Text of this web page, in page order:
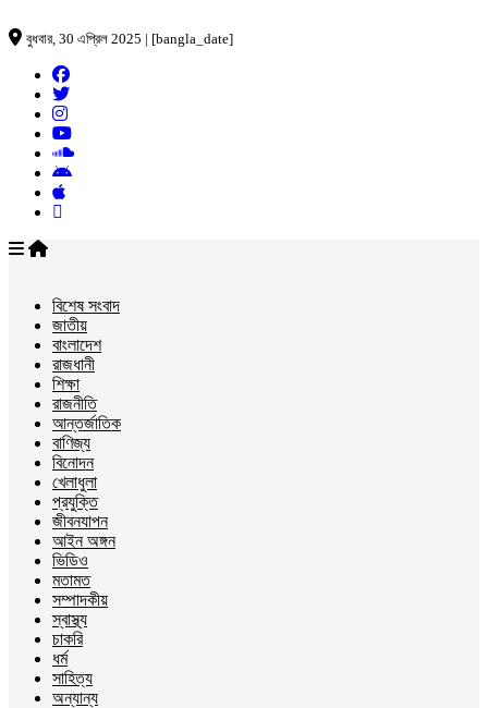
বুধবার, 30 এপ্রিল 2025 | [bangla_date]
বিশেষ সংবাদ
জাতীয়
বাংলাদেশ
রাজধানী
শিক্ষা
রাজনীতি
আন্তর্জাতিক
বাণিজ্য
বিনোদন
খেলাধুলা
প্রযুক্তি
জীবনযাপন
আইন অঙ্গন
ভিডিও
মতামত
সম্পাদকীয়
স্বাস্থ্য
চাকরি
ধর্ম
সাহিত্য
অন্যান্য